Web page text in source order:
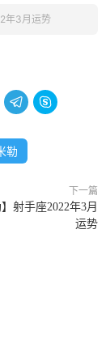
年3月运势
 
勒
下一篇
】射手座2022年3月
运势